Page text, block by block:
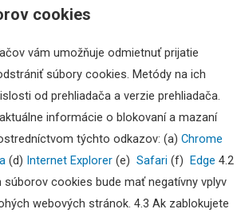
cookies
vám umožňuje odmietnuť prijatie
súbory cookies. Metódy na ich
od prehliadača a verzie prehliadača.
informácie o blokovaní a mazaní
týchto odkazov: (a) Chrome
(d) Internet Explorer (e) Safari (f) Edge 4.2
súborov cookies bude mať negatívny vplyv
webových stránok. 4.3 Ak zablokujete